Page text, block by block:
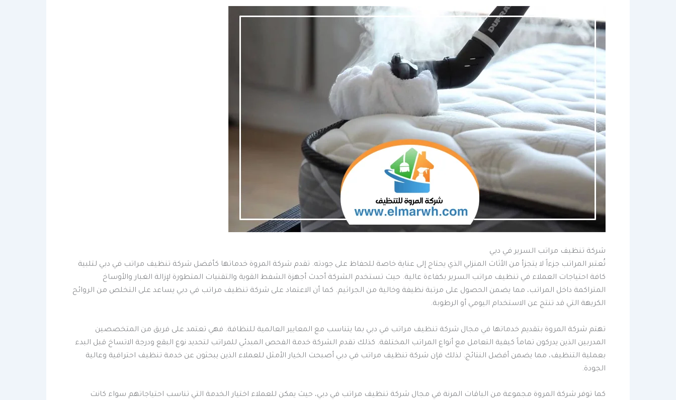
شركة تنظيف مراتب السرير في دبي
تُعتبر المراتب جزءاً لا يتجزأ من الأثاث المنزلي الذي يحتاج إلى عناية خاصة للحفاظ على جودته. تقدم شركة المروة خدماتها كأفضل شركة تنظيف مراتب في دبي لتلبية
كافة احتياجات العملاء في تنظيف مراتب السرير بكفاءة عالية. حيث تستخدم الشركة أحدث أجهزة الشفط القوية والتقنيات المتطورة لإزالة الغبار والأوساخ
المتراكمة داخل المراتب، مما يضمن الحصول على مرتبة نظيفة وخالية من الجراثيم. كما أن الاعتماد على شركة تنظيف مراتب في دبي يساعد على التخلص من الروائح
الكريهة التي قد تنتج عن الاستخدام اليومي أو الرطوبة.
تهتم شركة المروة بتقديم خدماتها في مجال شركة تنظيف مراتب في دبي بما يتناسب مع المعايير العالمية للنظافة. فهي تعتمد على فريق من المتخصصين
المدربين الذين يدركون تماماً كيفية التعامل مع أنواع المراتب المختلفة. كذلك تقدم الشركة خدمة الفحص المبدئي للمراتب لتحديد نوع البقع ودرجة الاتساخ قبل البدء
بعملية التنظيف، مما يضمن أفضل النتائج. لذلك فإن شركة تنظيف مراتب في دبي أصبحت الخيار الأمثل للعملاء الذين يبحثون عن خدمة تنظيف احترافية وعالية
الجودة.
كما توفر شركة المروة مجموعة من الباقات المرنة في مجال شركة تنظيف مراتب في دبي، حيث يمكن للعملاء اختيار الخدمة التي تناسب احتياجاتهم سواء كانت